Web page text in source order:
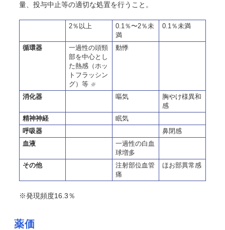
量、投与中止等の適切な処置を行うこと。
2％以上
0.1％〜2％未
満
0.1％未満
循環器
一過性の頭頸
部を中心とし
た熱感（ホッ
トフラッシン
グ）等 ※
動悸
消化器 嘔気
胸やけ様異和
感
精神神経
眠気
呼吸器
鼻閉感
血液
一過性の白血
球増多
その他
注射部位血管
痛
ほお部異常感
※発現頻度16.3％
薬価